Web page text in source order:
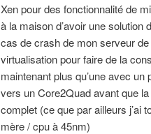
Xen pour des fonctionnalité de
à la maison d’avoir une
cas de crash de mon serveur
virtualisation pour faire de la
maintenant plus qu’une avec
vers un Core2Quad avant que
complet (ce que par ailleurs j’ai
mère / cpu à 45nm)